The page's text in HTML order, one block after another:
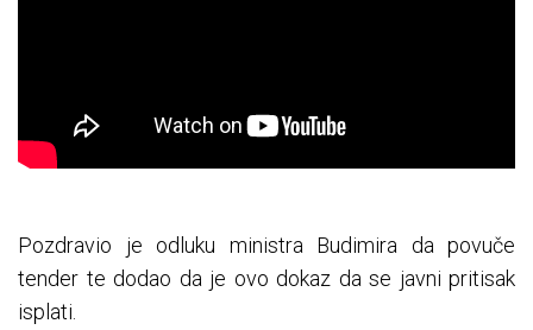
Pozdravio je odluku ministra Budimira da povuče
tender te dodao da je ovo dokaz da se javni pritisak
isplati.